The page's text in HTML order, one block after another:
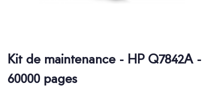
Kit de maintenance - HP Q7842A -
60000 pages